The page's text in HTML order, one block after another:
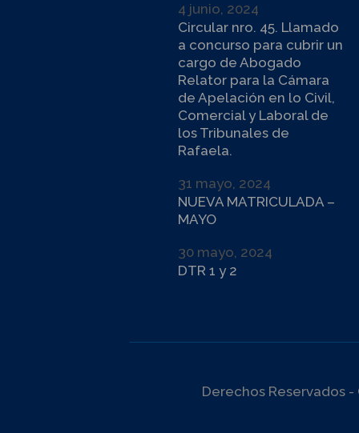
4 junio, 2024
Circular nro. 45. Llamado
a concurso para cubrir un
cargo de Abogado
Relator para la Cámara
de Apelación en lo Civil,
Comercial y Laboral de
los Tribunales de
Rafaela.
31 mayo, 2024
NUEVA MATRICULADA –
MAYO
30 mayo, 2024
DTR 1 y 2
Derechos Reservados